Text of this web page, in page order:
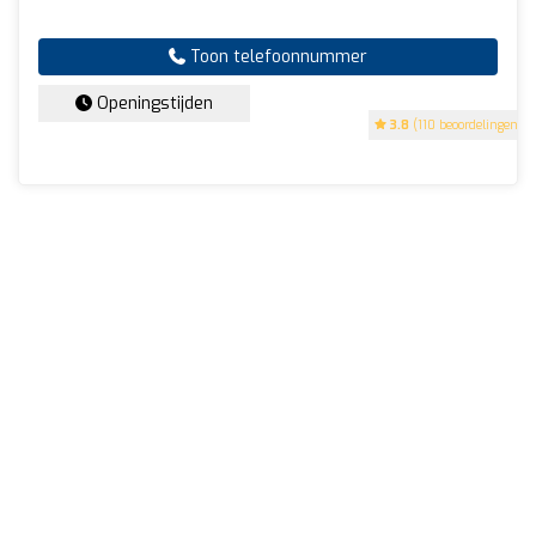
3.8 (110 beoordelingen)
Toon telefoonnummer
Openingstijden